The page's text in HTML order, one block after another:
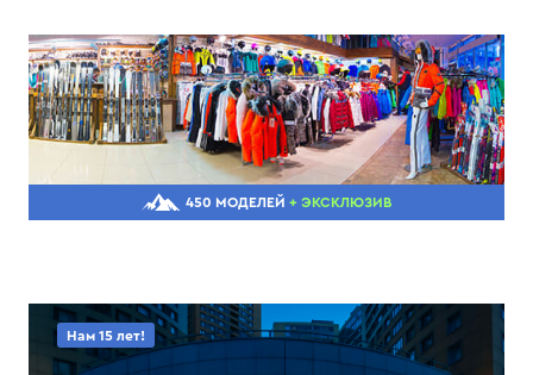
450 МОДЕЛЕЙ + ЭКСКЛЮЗИВ
Нам 15 лет!